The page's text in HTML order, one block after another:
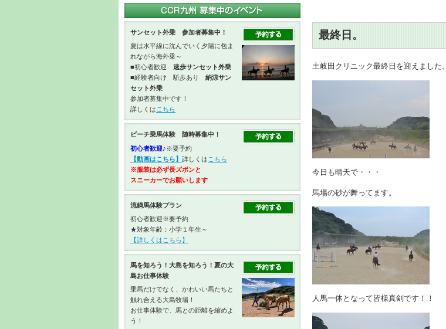
最終日。
土岐田クリニック最終日を迎えました。
今日も晴天で・・・
馬場の砂が舞ってます。
人馬一体となって皆様真剣です！！
サンセット外乗 参加者募集中！
夏は水平線に沈んでいく夕陽に包ま
れながら海外乗～
■初心者歓迎 速歩サンセット外乗
■経験者向け 駈歩あり 納涼サン
セット外乗
参加者募集中です！
詳しくは こちら
ビーチ乗馬体験 随時募集中！
初心者歓迎♪※要予約
【動画はこちら】 詳しくは こちら
※服装は必ず長ズボンと
スニーカーでお願いします
流鏑馬体験プラン
初心者歓迎※要予約
★対象年齢：小学１年生～
【詳しくはこちら】
馬を知ろう！大島を知ろう！夏の大
島お仕事体験
乗馬だけでなく、かわいい馬たちと
触れ合える大島牧場！
お仕事体験で、馬との距離を縮めよ
う！